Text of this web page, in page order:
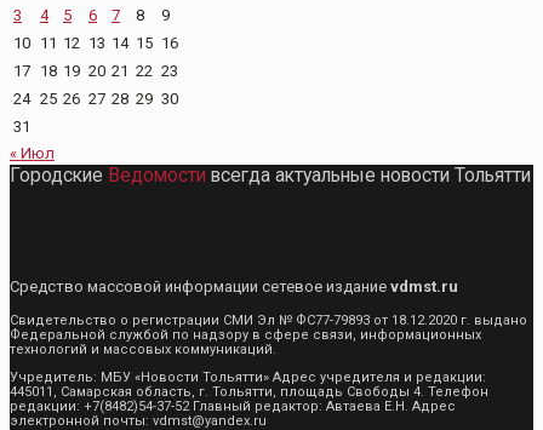
3
4 5 6 7 8
9
10 11 12 13 14 15 16
17 18 19 20 21 22 23
24 25 26 27 28 29 30
31
« Июл
Городские Ведомости всегда актуальные новости Тольятти
Средство массовой информации сетевое издание vdmst.ru
Свидетельство о регистрации СМИ Эл № ФС77-79893 от 18.12.2020 г. выдано
Федеральной службой по надзору в сфере связи, информационных
технологий и массовых коммуникаций.
Учредитель: МБУ «Новости Тольятти» Адрес учредителя и редакции:
445011, Самарская область, г. Тольятти, площадь Свободы 4. Телефон
редакции: +7(8482)54-37-52 Главный редактор: Автаева Е.Н. Адрес
электронной почты: vdmst@yandex.ru